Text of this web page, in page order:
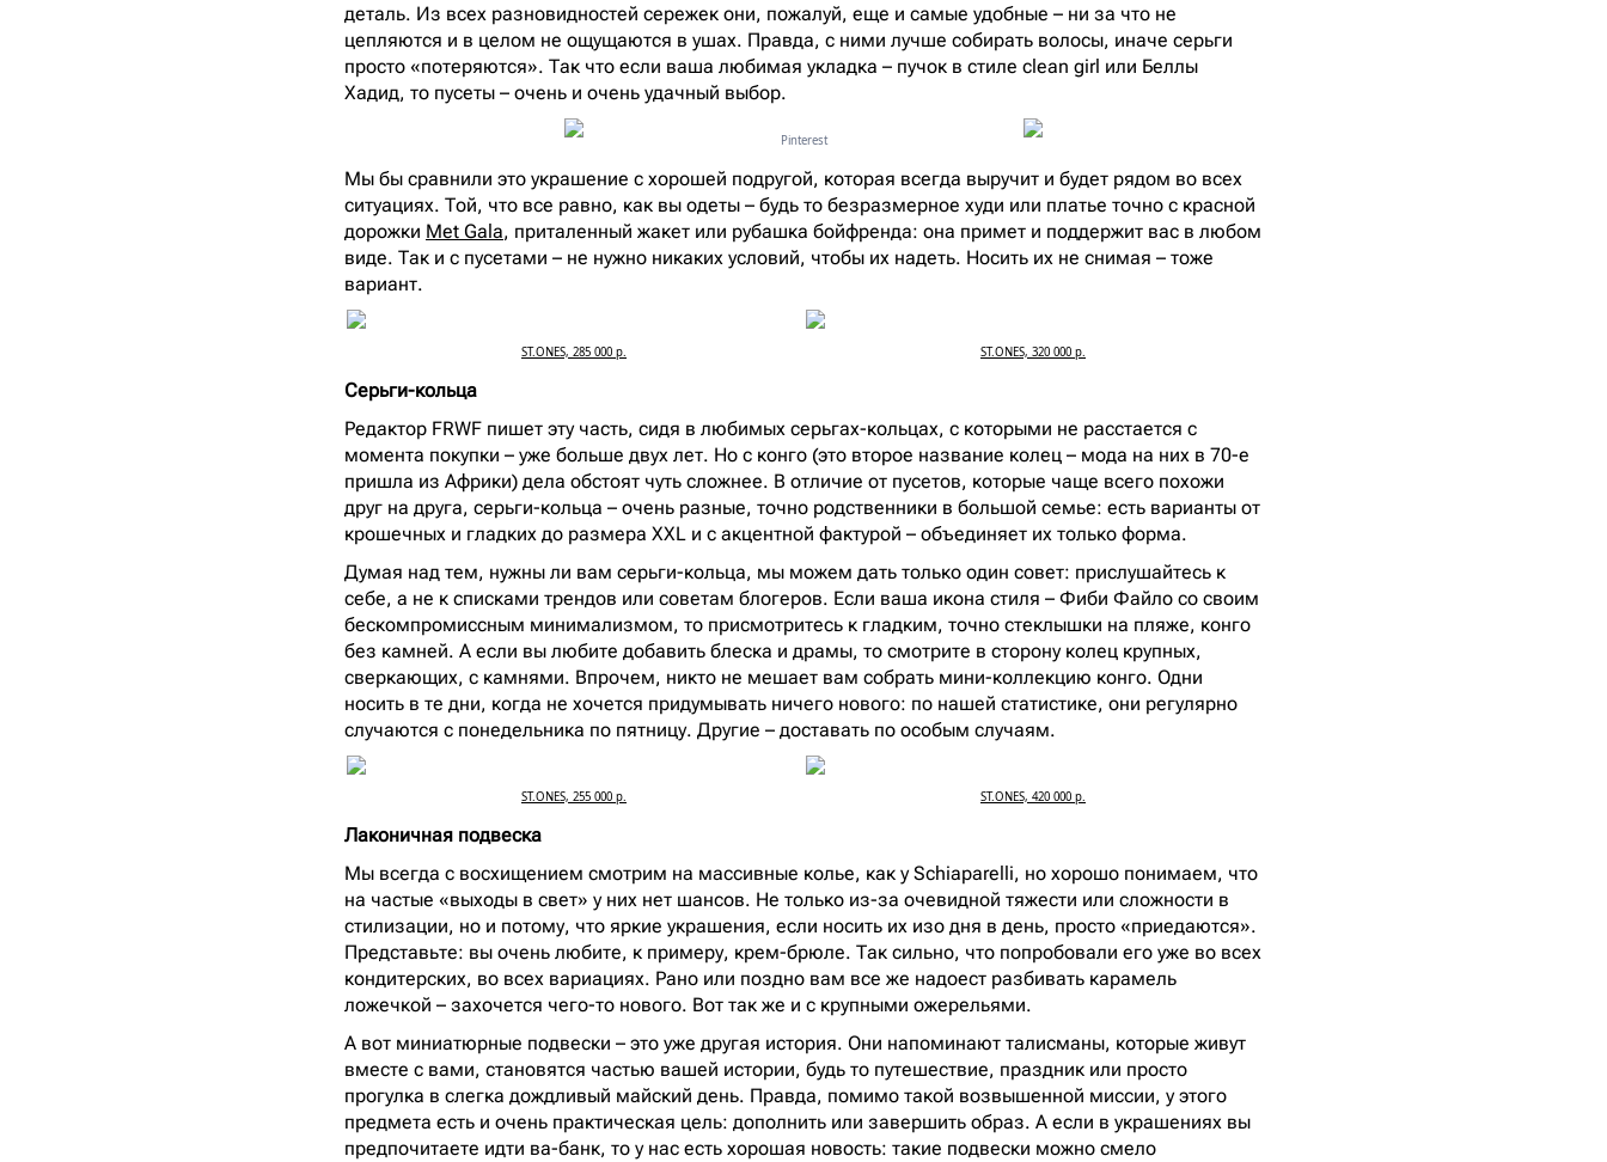
деталь. Из всех разновидностей сережек они, пожалуй, еще и самые удобные – ни за что не
цепляются и в целом не ощущаются в ушах. Правда, с ними лучше собирать волосы, иначе серьги
просто «потеряются». Так что если ваша любимая укладка – пучок в стиле clean girl или Беллы
Хадид, то пусеты – очень и очень удачный выбор.
Pinterest
Мы бы сравнили это украшение с хорошей подругой, которая всегда выручит и будет рядом во всех
ситуациях. Той, что все равно, как вы одеты – будь то безразмерное худи или платье точно с красной
дорожки Met Gala, приталенный жакет или рубашка бойфренда: она примет и поддержит вас в любом
виде. Так и с пусетами – не нужно никаких условий, чтобы их надеть. Носить их не снимая – тоже
вариант.
ST.ONES, 285 000 р. ST.ONES, 320 000 р.
Серьги-кольца
Редактор FRWF пишет эту часть, сидя в любимых серьгах-кольцах, с которыми не расстается с
момента покупки – уже больше двух лет. Но с конго (это второе название колец – мода на них в 70-е
пришла из Африки) дела обстоят чуть сложнее. В отличие от пусетов, которые чаще всего похожи
друг на друга, серьги-кольца – очень разные, точно родственники в большой семье: есть варианты от
крошечных и гладких до размера XXL и с акцентной фактурой – объединяет их только форма.
Думая над тем, нужны ли вам серьги-кольца, мы можем дать только один совет: прислушайтесь к
себе, а не к списками трендов или советам блогеров. Если ваша икона стиля – Фиби Файло со своим
бескомпромиссным минимализмом, то присмотритесь к гладким, точно стеклышки на пляже, конго
без камней. А если вы любите добавить блеска и драмы, то смотрите в сторону колец крупных,
сверкающих, с камнями. Впрочем, никто не мешает вам собрать мини-коллекцию конго. Одни
носить в те дни, когда не хочется придумывать ничего нового: по нашей статистике, они регулярно
случаются с понедельника по пятницу. Другие – доставать по особым случаям.
ST.ONES, 255 000 р. ST.ONES, 420 000 р.
Лаконичная подвеска
Мы всегда с восхищением смотрим на массивные колье, как у Schiaparelli, но хорошо понимаем, что
на частые «выходы в свет» у них нет шансов. Не только из-за очевидной тяжести или сложности в
стилизации, но и потому, что яркие украшения, если носить их изо дня в день, просто «приедаются».
Представьте: вы очень любите, к примеру, крем-брюле. Так сильно, что попробовали его уже во всех
кондитерских, во всех вариациях. Рано или поздно вам все же надоест разбивать карамель
ложечкой – захочется чего-то нового. Вот так же и с крупными ожерельями.
А вот миниатюрные подвески – это уже другая история. Они напоминают талисманы, которые живут
вместе с вами, становятся частью вашей истории, будь то путешествие, праздник или просто
прогулка в слегка дождливый майский день. Правда, помимо такой возвышенной миссии, у этого
предмета есть и очень практическая цель: дополнить или завершить образ. А если в украшениях вы
предпочитаете идти ва-банк, то у нас есть хорошая новость: такие подвески можно смело